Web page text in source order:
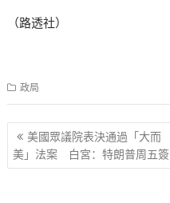
（路透社）
政局
文
章
美國眾議院表決通過「大而
美」法案 白宮：特朗普周五簽